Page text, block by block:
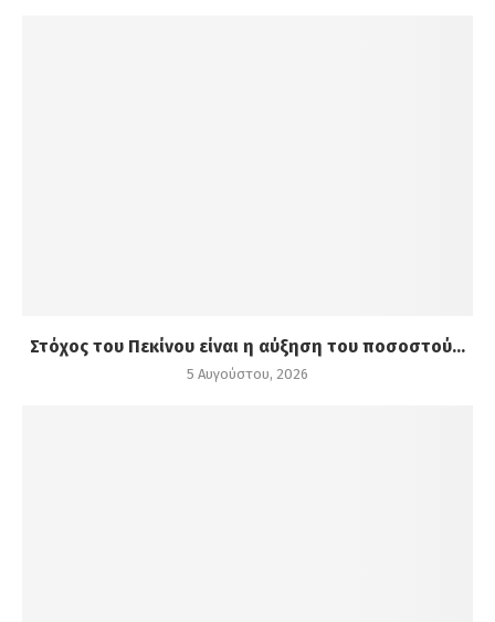
Στόχος του Πεκίνου είναι η αύξηση του ποσοστού...
5 Αυγούστου, 2026